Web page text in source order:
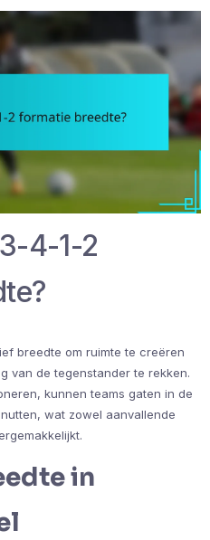
4-1-2
breedte om ruimte te creëren
van de tegenstander te rekken.
kunnen teams gaten in de
wat zowel aanvallende
in